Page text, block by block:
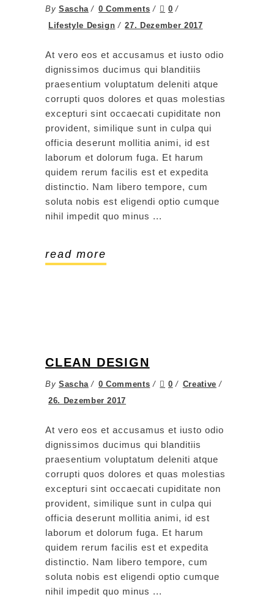
By Sascha 0 Comments
0
Lifestyle Design
27. Dezember 2017
At vero eos et accusamus et iusto odio
dignissimos ducimus qui blanditiis
praesentium voluptatum deleniti atque
corrupti quos dolores et quas molestias
excepturi sint occaecati cupiditate non
provident, similique sunt in culpa qui
officia deserunt mollitia animi, id est
laborum et dolorum fuga. Et harum
quidem rerum facilis est et expedita
distinctio. Nam libero tempore, cum
soluta nobis est eligendi optio cumque
nihil impedit quo minus
read more
CLEAN DESIGN
By Sascha 0 Comments 0
Creative
26. Dezember 2017
At vero eos et accusamus et iusto odio
dignissimos ducimus qui blanditiis
praesentium voluptatum deleniti atque
corrupti quos dolores et quas molestias
excepturi sint occaecati cupiditate non
provident, similique sunt in culpa qui
officia deserunt mollitia animi, id est
laborum et dolorum fuga. Et harum
quidem rerum facilis est et expedita
distinctio. Nam libero tempore, cum
soluta nobis est eligendi optio cumque
nihil impedit quo minus